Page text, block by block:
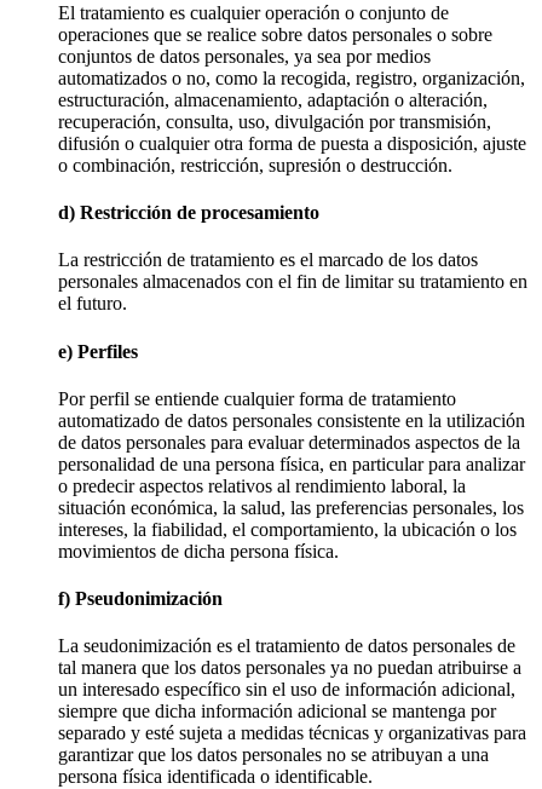
El tratamiento es cualquier operación o conjunto de
operaciones que se realice sobre datos personales o sobre
conjuntos de datos personales, ya sea por medios
automatizados o no, como la recogida, registro, organización,
estructuración, almacenamiento, adaptación o alteración,
recuperación, consulta, uso, divulgación por transmisión,
difusión o cualquier otra forma de puesta a disposición, ajuste
o combinación, restricción, supresión o destrucción.
d) Restricción de procesamiento
La restricción de tratamiento es el marcado de los datos
personales almacenados con el fin de limitar su tratamiento en
el futuro.
e) Perfiles
Por perfil se entiende cualquier forma de tratamiento
automatizado de datos personales consistente en la utilización
de datos personales para evaluar determinados aspectos de la
personalidad de una persona física, en particular para analizar
o predecir aspectos relativos al rendimiento laboral, la
situación económica, la salud, las preferencias personales, los
intereses, la fiabilidad, el comportamiento, la ubicación o los
movimientos de dicha persona física.
f) Pseudonimización
La seudonimización es el tratamiento de datos personales de
tal manera que los datos personales ya no puedan atribuirse a
un interesado específico sin el uso de información adicional,
siempre que dicha información adicional se mantenga por
separado y esté sujeta a medidas técnicas y organizativas para
garantizar que los datos personales no se atribuyan a una
persona física identificada o identificable.